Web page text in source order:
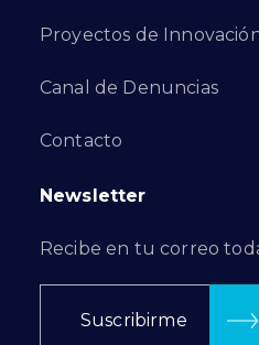
Proyectos de
Canal de Denuncias
Contacto
Newsletter
Recibe en tu correo
Suscribirme